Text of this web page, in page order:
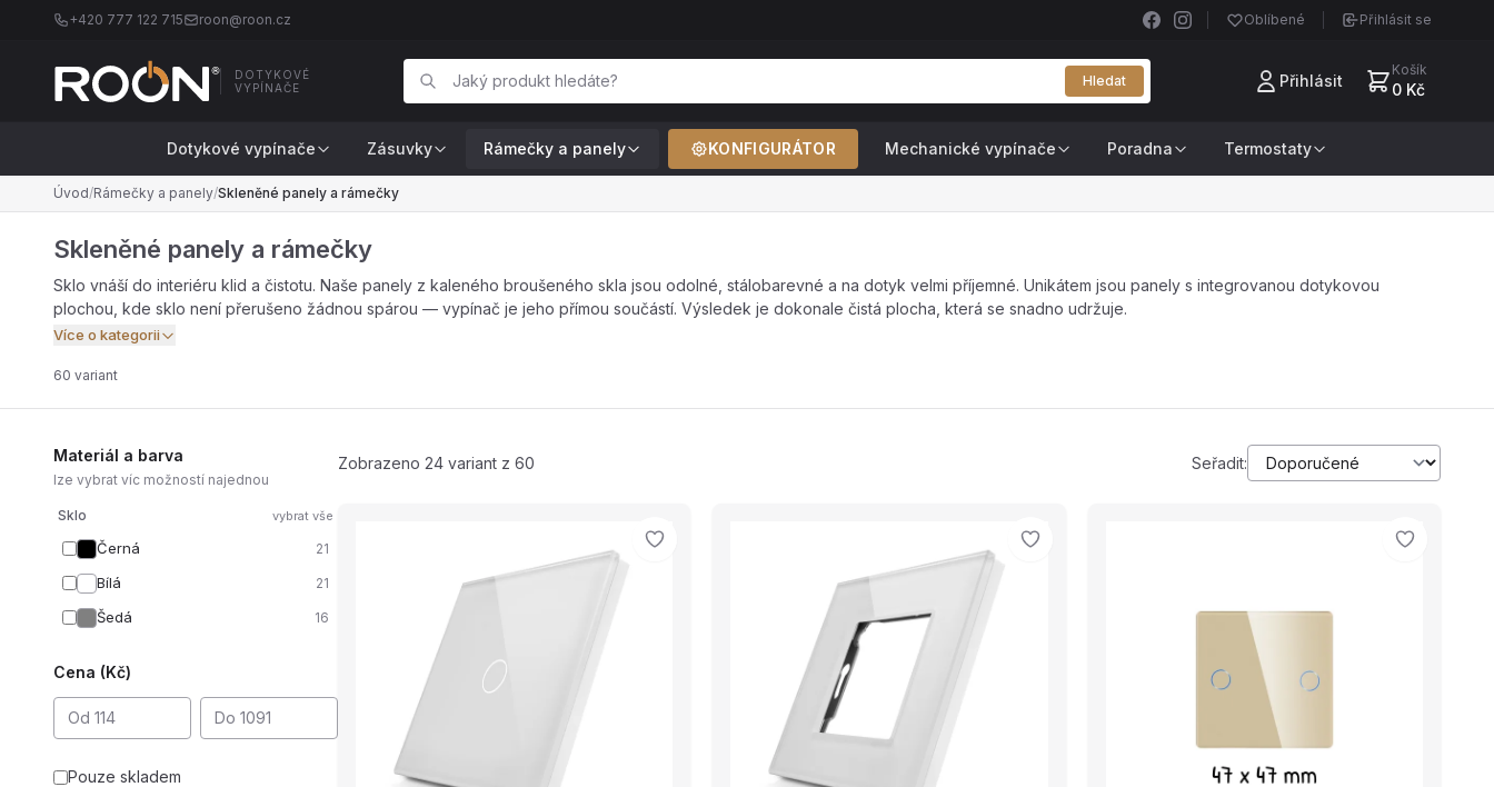
+420 777 122 715 roon@roon.cz Oblíbené Přihlásit se
DOTYKOVÉ
VYPÍNAČE
Hledat Přihlásit
Košík
0 Kč
Dotykové vypínače Zásuvky Rámečky a panely KONFIGURÁTOR Mechanické vypínače Poradna Termostaty
Úvod/Rámečky a panely/Skleněné panely a rámečky
Skleněné panely a rámečky
Sklo vnáší do interiéru klid a čistotu. Naše panely z kaleného broušeného skla jsou odolné, stálobarevné a na dotyk velmi příjemné. Unikátem jsou panely s integrovanou dotykovou
plochou, kde sklo není přerušeno žádnou spárou — vypínač je jeho přímou součástí. Výsledek je dokonale čistá plocha, která se snadno udržuje.
Více o kategorii
60 variant
Materiál a barva
lze vybrat víc možností najednou
Sklo vybrat vše
Černá 21
Bílá 21
Šedá 16
Cena (Kč)
Pouze skladem
Zobrazeno 24 variant z 60 Seřadit: